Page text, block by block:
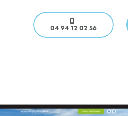
04 94 12 02 56